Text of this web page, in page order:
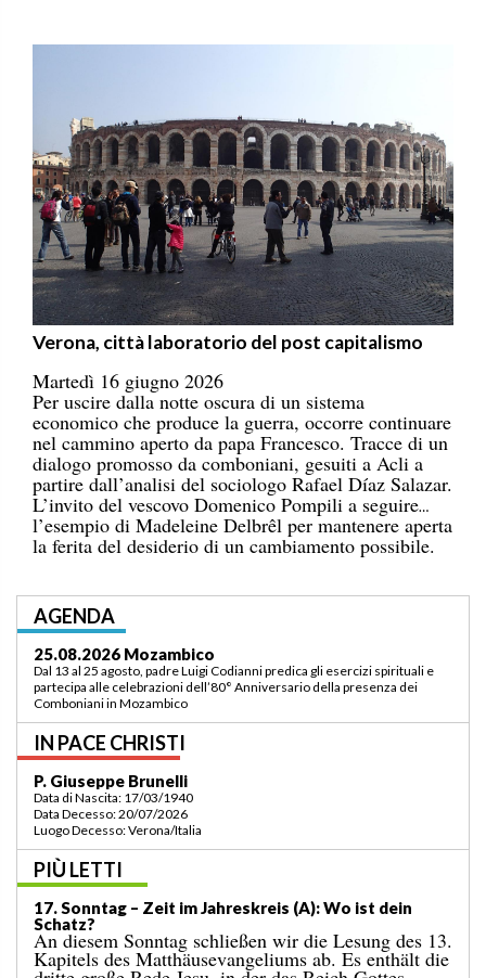
Verona, città laboratorio del post capitalismo
Martedì 16 giugno 2026
Per uscire dalla notte oscura di un sistema
economico che produce la guerra, occorre continuare
nel cammino aperto da papa Francesco. Tracce di un
dialogo promosso da comboniani, gesuiti a Acli a
partire dall’analisi del sociologo Rafael Díaz Salazar.
L’invito del vescovo Domenico Pompili a seguire
l’esempio di Madeleine Delbrêl per mantenere aperta
la ferita del desiderio di un cambiamento possibile.
AGENDA
03.09.2026 Lomé/Togo
Padre Luigi Codianni e padre Elias Sindjalim partecipano dal 26 agosto al 3
settembre all’incontro della commissione ASCAF sulla riorganizzazione
della regione a Lomé/Togo
IN PACE CHRISTI
P. Bruno Bordonali
Data di Nascita: 01/07/1942
Data Decesso: 13/07/2026
Luogo Decesso: Verona /Italia
PIÙ LETTI
16. Sonntag – Zeit im Jahreskreis (A): Drei anstößige
Gleichnisse!
„Mit dem Himmelreich ist es wie …“ Nach dem
Gleichnis vom Sämann, das wir am vergangenen